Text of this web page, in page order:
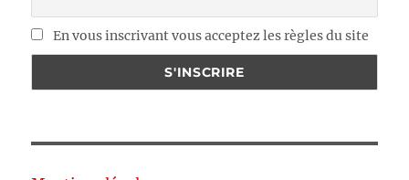
En vous inscrivant vous acceptez les règles du site